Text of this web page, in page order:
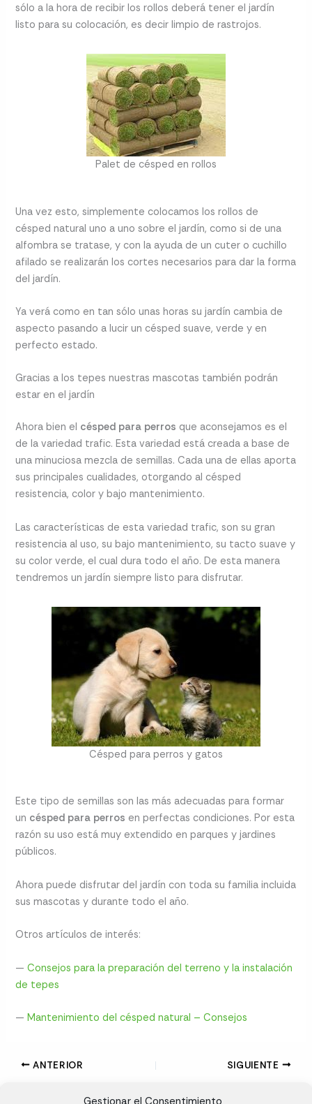
Gestionar el Consentimiento
sólo a la hora de recibir los rollos deberá tener el jardín
listo para su colocación, es decir limpio de rastrojos.
Palet de césped en rollos
Una vez esto, simplemente colocamos los rollos de
césped natural uno a uno sobre el jardín, como si de una
alfombra se tratase, y con la ayuda de un cuter o cuchillo
afilado se realizarán los cortes necesarios para dar la forma
del jardín.
Ya verá como en tan sólo unas horas su jardín cambia de
aspecto pasando a lucir un césped suave, verde y en
perfecto estado.
Gracias a los tepes nuestras mascotas también podrán
estar en el jardín
Ahora bien el césped para perros que aconsejamos es el
de la variedad trafic. Esta variedad está creada a base de
una minuciosa mezcla de semillas. Cada una de ellas aporta
sus principales cualidades, otorgando al césped
resistencia, color y bajo mantenimiento.
Las características de esta variedad trafic, son su gran
resistencia al uso, su bajo mantenimiento, su tacto suave y
su color verde, el cual dura todo el año. De esta manera
tendremos un jardín siempre listo para disfrutar.
Césped para perros y gatos
Este tipo de semillas son las más adecuadas para formar
un césped para perros en perfectas condiciones. Por esta
razón su uso está muy extendido en parques y jardines
públicos.
Ahora puede disfrutar del jardín con toda su familia incluida
sus mascotas y durante todo el año.
Otros artículos de interés:
—Consejos para la preparación del terreno y la instalación
de tepes
—Mantenimiento del césped natural – Consejos
ANTERIOR SIGUIENTE